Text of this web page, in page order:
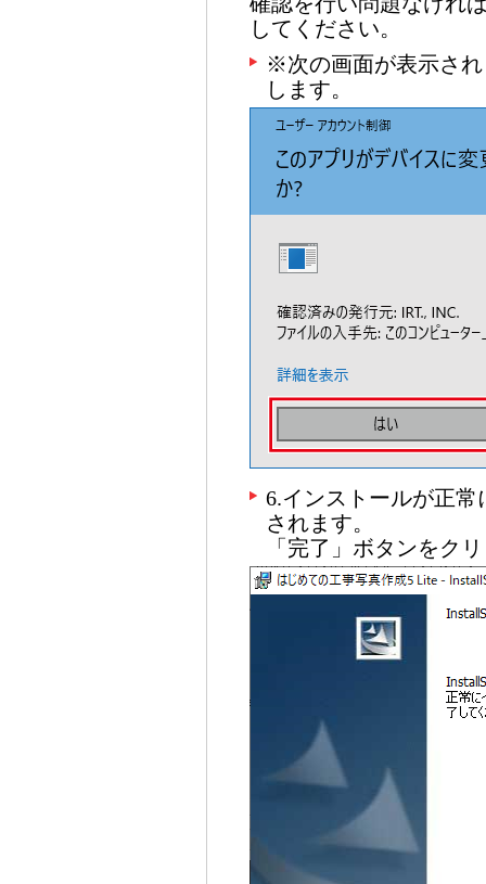
してください。
※次の画面が表示さ
します。
6.インストールが正
されます。
「完了」ボタンをク